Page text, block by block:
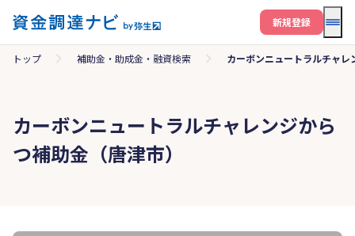
メ
新規登録
トップ 補助金・助成金・融資検索 カーボンニュートラルチャ
カーボンニュートラルチャレンジから
つ補助金（唐津市）